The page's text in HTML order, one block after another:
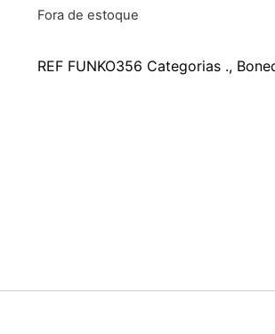
Fora de estoque
REF FUNKO356 Categorias .,